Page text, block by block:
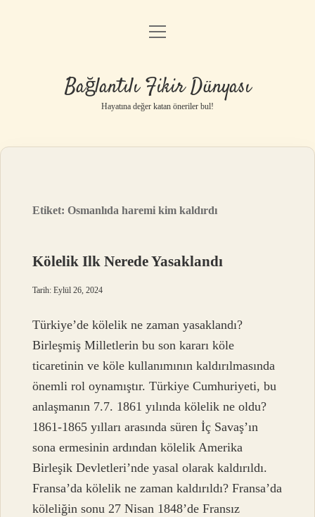
Anasayfa
Yasal Uyarı
menüyü
Bağlantılı Fikir Dünyası
Hayatına değer katan öneriler bul!
Etiket:Osmanlıda haremi kim kaldırdı
Kölelik Ilk Nerede Yasaklandı
Tarih: Eylül 26, 2024
Türkiye’de kölelik ne zaman yasaklandı?
Birleşmiş Milletlerin bu son kararı köle
ticaretinin ve köle kullanımının kaldırılmasında
önemli rol oynamıştır. Türkiye Cumhuriyeti, bu
anlaşmanın 7.7. 1861 yılında kölelik ne oldu?
1861-1865 yılları arasında süren İç Savaş’ın
sona ermesinin ardından kölelik Amerika
Birleşik Devletleri’nde yasal olarak kaldırıldı.
Fransa’da kölelik ne zaman kaldırıldı? Fransa’da
köleliğin sonu 27 Nisan 1848’de Fransız